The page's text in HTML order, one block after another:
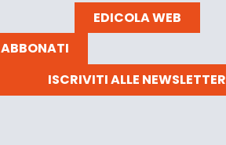
EDICOLA WEB
ABBONATI
ISCRIVITI ALLE NEWSLETTER